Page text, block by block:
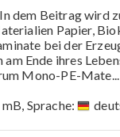
dem Beitrag wird
Papier,
bei der
Ende ihres
Mono-PE-Mate
Sprache: